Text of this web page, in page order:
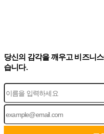
당신의 감각을 깨우고 비즈니
습니다.